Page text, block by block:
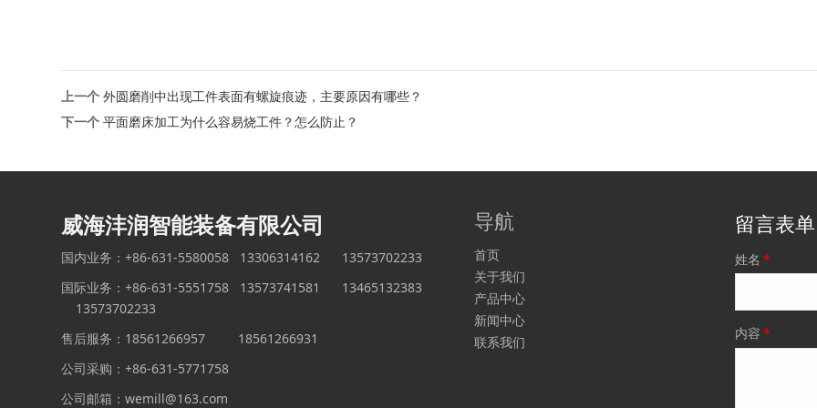
上一个外圆磨削中出现工件表面有螺旋痕迹，主要原因有哪些？
下一个平面磨床加工为什么容易烧工件？怎么防止？
威海沣润智能装备有限公司
国内业务：+86-631-5580058 13306314162 13573702233
国际业务：+86-631-5551758 13573741581 13465132383
13573702233
售后服务：18561266957 18561266931
公司采购：+86-631-5771758
公司邮箱：wemill@163.com
导航
首页
关于我们
产品中心
新闻中心
联系我们
留言表单
姓名 *
内容 *